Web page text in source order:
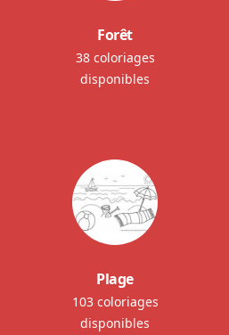
Forêt
38 coloriages
disponibles
Plage
103 coloriages
disponibles